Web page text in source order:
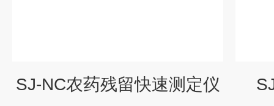
SJ-NC农药残留快速测定仪